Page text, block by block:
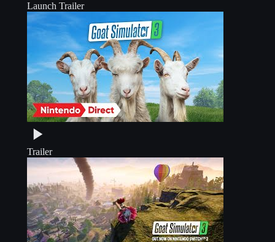
Launch Trailer
Trailer